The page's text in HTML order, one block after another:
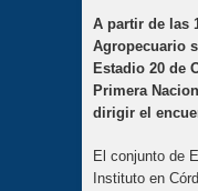
A partir de las
Agropecuario
Estadio 20 de
Primera
dirigir el
El conjunto de
Instituto en